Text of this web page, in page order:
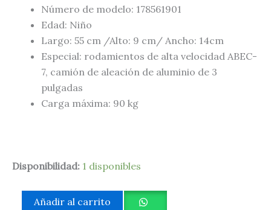
Número de modelo: 178561901
Edad: Niño
Largo: 55 cm /Alto: 9 cm/ Ancho: 14cm
Especial: rodamientos de alta velocidad ABEC-
7, camión de aleación de aluminio de 3
pulgadas
Carga máxima: 90 kg
Disponibilidad: 1 disponibles
Añadir al carrito